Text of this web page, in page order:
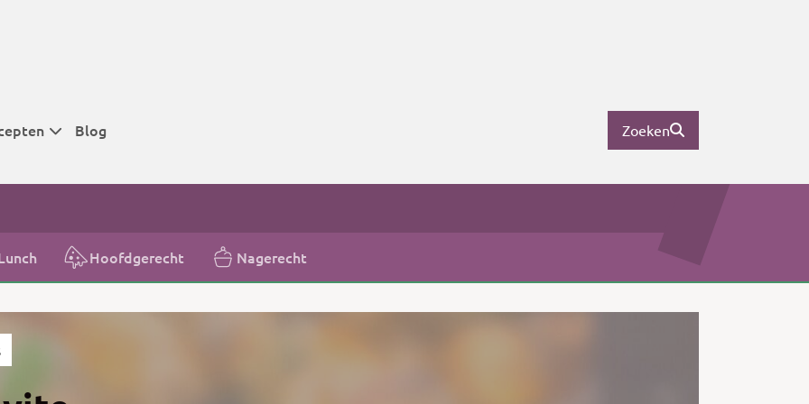
tijden
tijden
Blog Zoeken
Hoofdgerecht Nagerecht